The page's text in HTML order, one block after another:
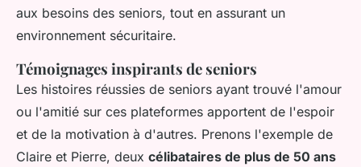
aux besoins des seniors, tout en assurant un
environnement sécuritaire.
Témoignages inspirants de seniors
Les histoires réussies de seniors ayant trouvé l'amour
ou l'amitié sur ces plateformes apportent de l'espoir
et de la motivation à d'autres. Prenons l'exemple de
Claire et Pierre, deux célibataires de plus de 50 ans